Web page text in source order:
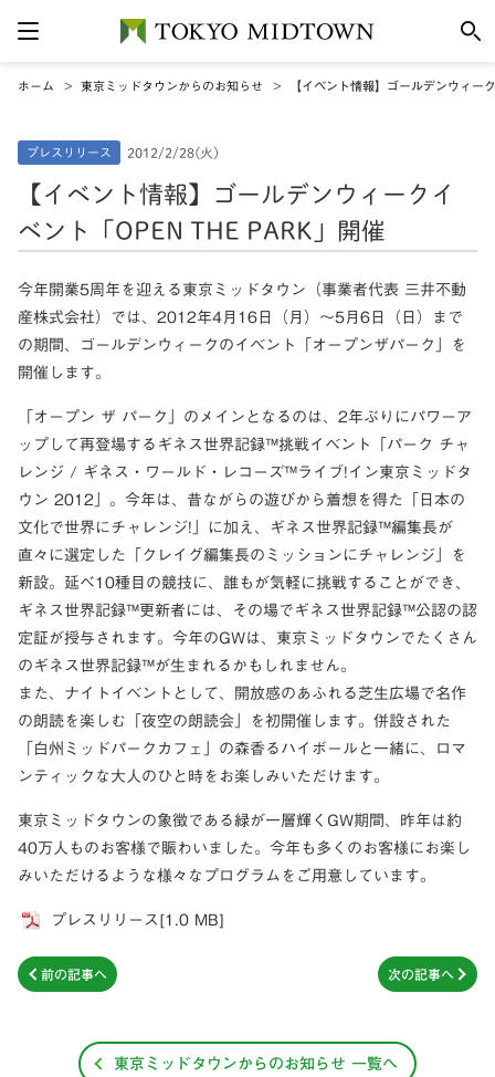
ホーム 東京ミッドタウンからのお知らせ 【イベント情報】ゴールデンウィ
プレスリリース 2012/2/28(火)
【イベント情報】ゴールデンウィークイ
ベント「OPEN THE PARK」開催
今年開業5周年を迎える東京ミッドタウン（事業者代表 三井不動
産株式会社）では、2012年4月16日（月）～5月6日（日）まで
の期間、ゴールデンウィークのイベント「オープンザパーク」を
開催します。
「オープン ザ パーク」のメインとなるのは、2年ぶりにパワーア
ップして再登場するギネス世界記録™挑戦イベント「パーク チャ
レンジ / ギネス・ワールド・レコーズ™ライブ!イン東京ミッドタ
ウン 2012」。今年は、昔ながらの遊びから着想を得た「日本の
文化で世界にチャレンジ!」に加え、ギネス世界記録™編集長が
直々に選定した「クレイグ編集長のミッションにチャレンジ」を
新設。延べ10種目の競技に、誰もが気軽に挑戦することができ、
ギネス世界記録™更新者には、その場でギネス世界記録™公認の認
定証が授与されます。今年のGWは、東京ミッドタウンでたくさん
のギネス世界記録™が生まれるかもしれません。
また、ナイトイベントとして、開放感のあふれる芝生広場で名作
の朗読を楽しむ「夜空の朗読会」を初開催します。併設された
「白州ミッドパークカフェ」の森香るハイボールと一緒に、ロマ
ンティックな大人のひと時をお楽しみいただけます。
東京ミッドタウンの象徴である緑が一層輝くGW期間、昨年は約
40万人ものお客様で賑わいました。今年も多くのお客様にお楽し
みいただけるような様々なプログラムをご用意しています。
プレスリリース[1.0 MB]
次の記事へ
前の記事へ
東京ミッドタウンからのお知らせ 一覧へ